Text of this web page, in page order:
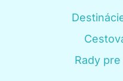
Rady